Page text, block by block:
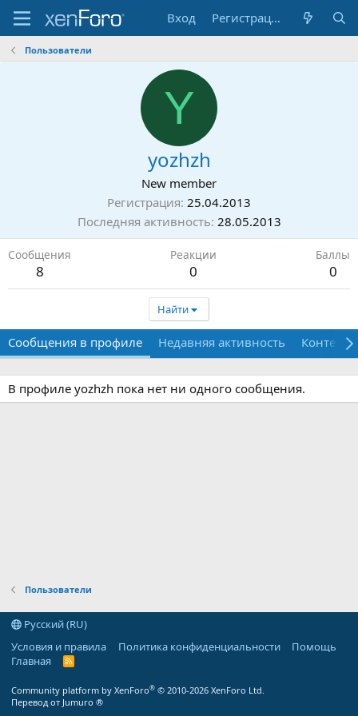
Вход Регистрация
Пользователи
Y
yozhzh
New member
Регистрация 25.04.2013
Последняя активность 28.05.2013
Сообщения
8
Реакции
0
Баллы
0
Найти
Сообщения в профиле Недавняя активность Контент
В профиле yozhzh пока нет ни одного сообщения.
Пользователи
Русский (RU)
Условия и правила
Политика конфиденциальности
Помощь
Главная
R
Community platform by XenForo® © 2010-2026 XenForo Ltd.
Перевод от Jumuro ®